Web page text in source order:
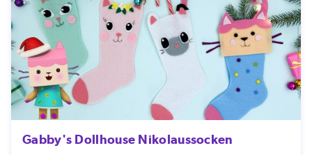
Gabby's Dollhouse Nikolaussocken